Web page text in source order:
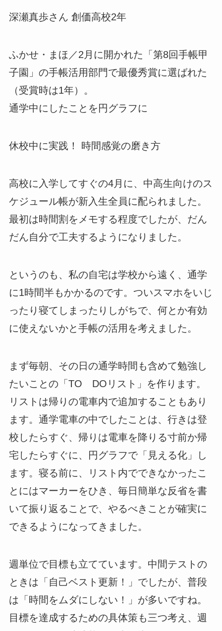
深瀬真歩さん 創価高校2年
ふかせ・まほ／2月に開かれた「第8回手帳甲
子園」の手帳活用部門で最優秀賞に選ばれた
（受賞時は1年）。
通学中にしたことを円グラフに
休校中に実践！ 時間感覚の磨き方
高校に入学してすぐの4月に、中高生向けのス
ケジュール帳が新入生全員に配られました。
最初は時間割をメモする程度でしたが、だん
だん自分で工夫するようになりました。
というのも、私の自宅は学校から遠く、通学
に1時間半もかかるのです。ついスマホをいじ
ったり寝てしまったりしがちで、何とか有効
に使えないかと手帳の活用を考えました。
まず毎朝、その日の通学時間も含めて勉強し
たいことの「TO DOリスト」を作ります。
リストは帰りの電車内で追加することもあり
ます。通学電車の中でしたことは、行きは登
校したらすぐ、帰りは電車を降りる寸前か帰
宅したらすぐに、円グラフで「見える化」し
ます。寝る前に、リスト内でできなかったこ
とにはマーカーをひき、毎日簡単な反省を書
いて振り返ることで、やるべきことが確実に
できるようになってきました。
週単位で目標も立てています。中間テストの
ときは「自己ベスト更新！」でしたが、普段
は「時間をムダにしない！」が多いですね。
目標を達成するための具体策も三つ考え、週